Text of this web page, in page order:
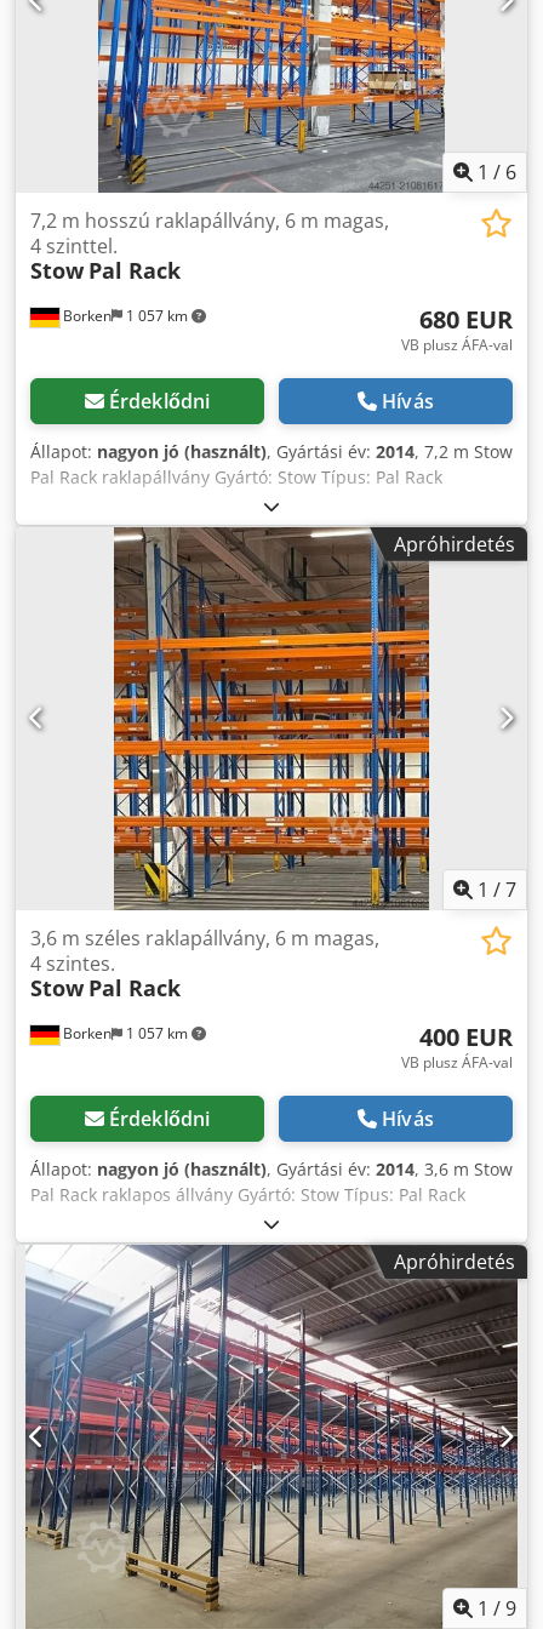
6000 x 1100 mm, mezőterhelés 20000 kg, kék 30 x
keresztraversz 3600 mm, biztonsági rögzítő tüskékkel,
polcterhelés 4000 kg, narancssárga További új és használt
termékek elérhetők webshopunkban! Nemzetközi szállítási
költségek kérésre!
1 / 6
Borken 1 057 km
7,2 m hosszú raklapállvány, 6 m magas,
4 szinttel.
Stow Pal Rack
680 EUR
VB plusz ÁFA-val
Érdeklődni Hívás
Állapot: nagyon jó (használt), Gyártási év: 2014, 7,2 m Stow
Pal Rack raklapállvány Gyártó: Stow Típus: Pal Rack
rendszer Polchossz: kb. 7200 mm Kerethossz: kb. 6000 mm
Keretmélység: kb. 1100 mm Keret típus: PLFB 16P Nettó
mezőszélesség: 3600 mm Mezők száma: 2 Szintek száma: 4
(6 gerenda + padlószint) Gerenda típus: PNB 0436 Max.
raklap súly: 1000 kg Megengedett polcteher: 4000 kg
Megengedett mezőterhelés: 20000 kg Keret felülete: kék
lakkozott (RAL 5015) Gyártási év: 2014/2020 Szállítási
tartalom: 3 x keret 6000 x 1100 mm, mezőterhelés 20000
kg, kék 12 x gerenda 3600 mm, biztosítócsappal, polcteher
4000 kg, narancssárga További termékek – újak és
használtak – megtalálhatók webáruházunkban!
Dsdpfxeydnuve Akzskr Nemzetközi szállítási költségek
Apróhirdetés
1 /7
Borken 1 057 km
3,6 m széles raklapállvány, 6 m magas,
4 szintes.
Stow Pal Rack
400 EUR
VB plusz ÁFA-val
Érdeklődni Hívás
Állapot: nagyon jó (használt), Gyártási év: 2014, 3,6 m Stow
Pal Rack raklapos állvány Gyártó: Stow Típus: Pal Rack
rendszer Polchosszúság: kb. 3600 mm Dkodpfxjydnw Rs
Akzjr Állvány magassága: kb. 6000 mm Állvány mélysége:
kb. 1100 mm Állványtípus: PLFB 16P Szabad
mezőszélesség: 3600 mm Mezők száma: 1 Szintek száma: 4
(6 keresztgerenda + talajszinti hely) Keresztgerenda típusa:
PNB 0436 Max. raklap súlya: 1000 kg Megengedett
polcterhelés: 4000 kg Megengedett mezőterhelés: 20000 kg
Állvány felülete: kék festett (RAL 5015) Gyártási év:
2014/2020 Szállítási tartalom: 2 x állvány 6000 x 1100 mm,
mezőterhelés 20000 kg, kék 6 x keresztgerenda 3600 mm,
rögzítősszeggel, polcterhelés 4000 kg, narancssárga
További új és használt cikkeket talál üzletünkben!
Nemzetközi szállítási költségek kérésre!
Apróhirdetés
1 /9